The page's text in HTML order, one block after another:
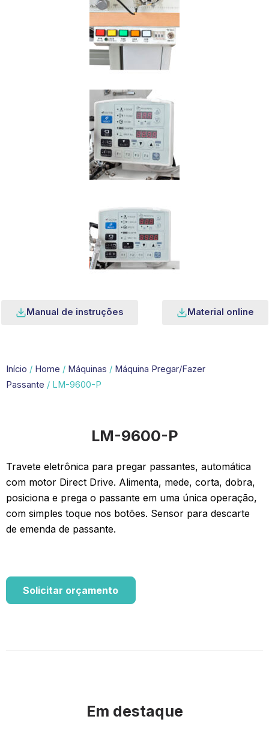
Manual de instruções Material online
Início / Home / Máquinas / Máquina Pregar/Fazer
Passante / LM-9600-P
LM-9600-P
Travete eletrônica para pregar passantes, automática
com motor Direct Drive. Alimenta, mede, corta, dobra,
posiciona e prega o passante em uma única operação,
com simples toque nos botões. Sensor para descarte
de emenda de passante.
Solicitar orçamento
Em destaque